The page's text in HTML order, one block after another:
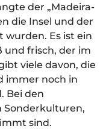
der „Madeira-
die Insel und der
wurden. Es ist ein
und frisch, der im
viele davon, die
immer noch in
Bei den
Sonderkulturen,
sind.